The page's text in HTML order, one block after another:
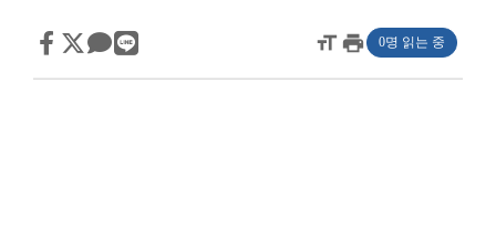
format_sizeprint 0명 읽는 중